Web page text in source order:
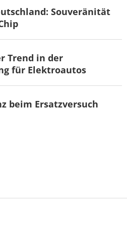
Souveränität
Trend in der
für Elektroautos
beim Ersatzversuch